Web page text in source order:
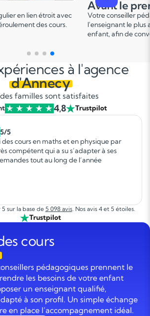
en relation avec
du profil de votre
Pendant le
Ce 1er cours permet
points forts et de
sur le programme.
à l'agence
d'Annecy
familles sont satisfaites
4,8 Trustpilot
5/5
des cours en maths et en physique par
compétent qui a su s’adapter à ses
tout au long de l’année
sur la base de 5 098 avis. Nos avis 4 et 5 étoiles.
Trustpilot
cours
pédagogiques prennent le
les besoins de votre enfant
un enseignant qualifié,
à son profil. Un simple échange
en place l’accompagnement idéal.